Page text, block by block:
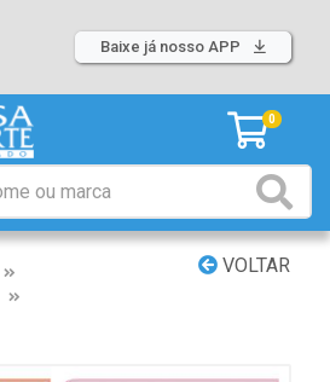
Baixe já nosso APP
0
VOLTAR